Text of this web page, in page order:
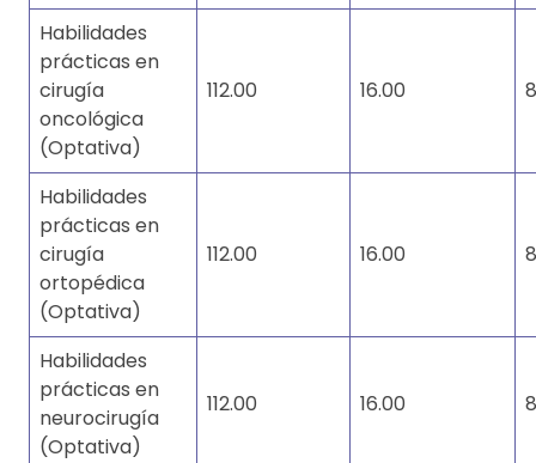
Habilidades
prácticas en
cirugía
oncológica
(Optativa)
112.00 16.00
Habilidades
prácticas en
cirugía
ortopédica
(Optativa)
112.00 16.00
Habilidades
prácticas en
neurocirugía
(Optativa)
112.00 16.00